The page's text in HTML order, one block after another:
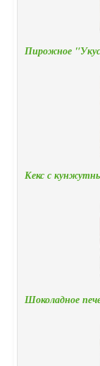
Пирожное
Кекс с
Шоколадное